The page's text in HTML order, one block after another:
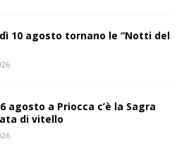
10 agosto tornano le “Notti del
agosto a Priocca c’è la Sagra
di vitello